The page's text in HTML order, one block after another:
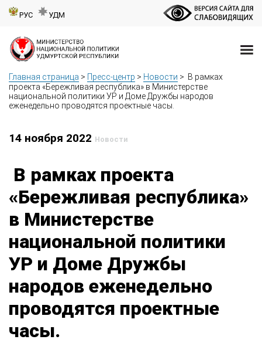
РУС УДМ
Главная страница > Пресс-центр > Новости > В рамках
проекта «Бережливая республика» в Министерстве
национальной политики УР и Доме Дружбы народов
еженедельно проводятся проектные часы.
14 ноября 2022 Новости
В рамках проекта
«Бережливая республика»
в Министерстве
национальной политики
УР и Доме Дружбы
народов еженедельно
проводятся проектные
часы.